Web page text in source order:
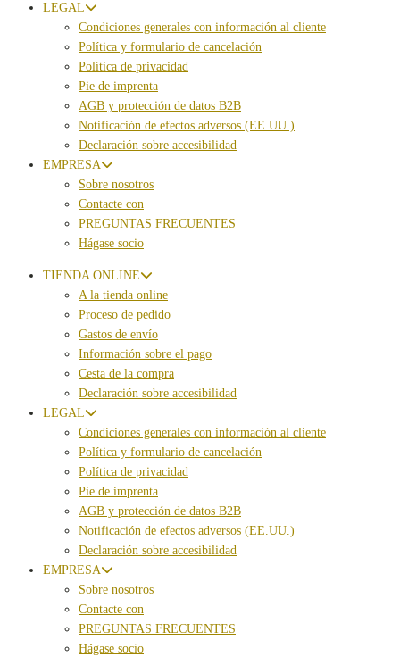
LEGAL
Condiciones generales con información al cliente
Política y formulario de cancelación
Política de privacidad
Pie de imprenta
AGB y protección de datos B2B
Notificación de efectos adversos (EE.UU.)
Declaración sobre accesibilidad
EMPRESA
Sobre nosotros
Contacte con
PREGUNTAS FRECUENTES
Hágase socio
TIENDA ONLINE
A la tienda online
Proceso de pedido
Gastos de envío
Información sobre el pago
Cesta de la compra
Declaración sobre accesibilidad
LEGAL
Condiciones generales con información al cliente
Política y formulario de cancelación
Política de privacidad
Pie de imprenta
AGB y protección de datos B2B
Notificación de efectos adversos (EE.UU.)
Declaración sobre accesibilidad
EMPRESA
Sobre nosotros
Contacte con
PREGUNTAS FRECUENTES
Hágase socio